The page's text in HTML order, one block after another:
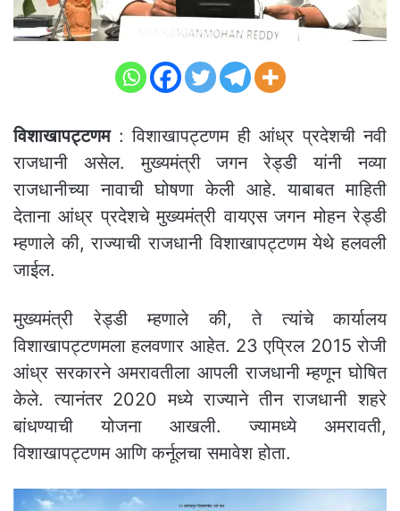
विशाखापट्टणम: विशाखापट्टणम ही आंध्र प्रदेशची नवी
राजधानी असेल. मुख्यमंत्री जगन रेड्डी यांनी नव्या
राजधानीच्या नावाची घोषणा केली आहे. याबाबत माहिती
देताना आंध्र प्रदेशचे मुख्यमंत्री वायएस जगन मोहन रेड्डी
म्हणाले की, राज्याची राजधानी विशाखापट्टणम येथे हलवली
जाईल.
मुख्यमंत्री रेड्डी म्हणाले की, ते त्यांचे कार्यालय
विशाखापट्टणमला हलवणार आहेत. 23 एप्रिल 2015 रोजी
आंध्र सरकारने अमरावतीला आपली राजधानी म्हणून घोषित
केले. त्यानंतर 2020 मध्ये राज्याने तीन राजधानी शहरे
बांधण्याची योजना आखली. ज्यामध्ये अमरावती,
विशाखापट्टणम आणि कर्नूलचा समावेश होता.